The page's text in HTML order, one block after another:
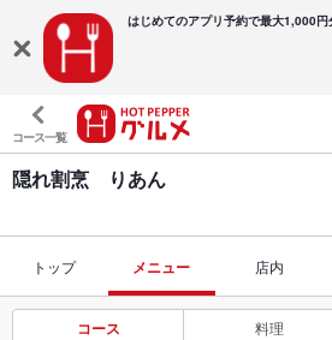
はじめてのアプリ予約で最大1,000円
コース一覧
隠れ割烹 りあん
トップ メニュー 店内
コース 料理